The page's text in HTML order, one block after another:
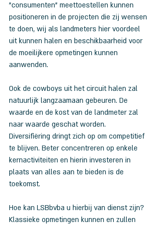
"consumenten" meettoestellen kunnen
positioneren in de projecten die zij wensen
te doen, wij als landmeters hier voordeel
uit kunnen halen en beschikbaarheid voor
de moeilijkere opmetingen kunnen
aanwenden.
Ook de cowboys uit het circuit halen zal
natuurlijk langzaamaan gebeuren. De
waarde en de kost van de landmeter zal
naar waarde geschat worden.
Diversifiëring dringt zich op om competitief
te blijven. Beter concentreren op enkele
kernactiviteiten en hierin investeren in
plaats van alles aan te bieden is de
toekomst.
Hoe kan LSBbvba u hierbij van dienst zijn?
Klassieke opmetingen kunnen en zullen